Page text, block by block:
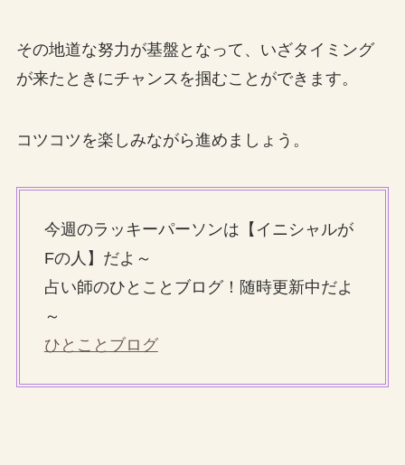
その地道な努力が基盤となって、いざタイミング
が来たときにチャンスを掴むことができます。
コツコツを楽しみながら進めましょう。
今週のラッキーパーソンは【イニシャルが
Fの人】だよ～
占い師のひとことブログ！随時更新中だよ
～
ひとことブログ